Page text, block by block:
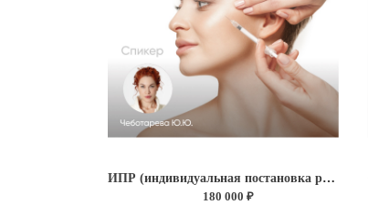
ИПР (индивидуальная постановка руки) от Юлии Чеботаревой
180 000 ₽